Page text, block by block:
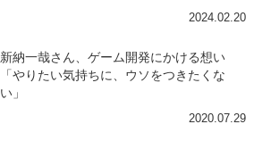
2024.02.20
新納一哉さん、ゲーム開発にかける想い
「やりたい気持ちに、ウソをつきたくな
い」
2020.07.29